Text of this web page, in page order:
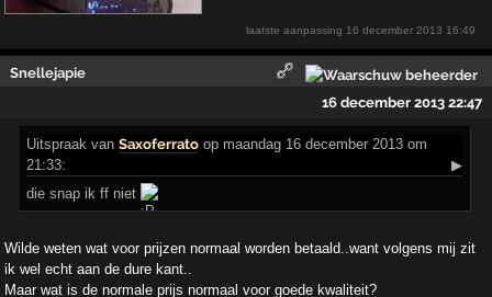
laatste aanpassing 16 december 2013 16:49
Snellejapie
16 december 2013 22:47
Uitspraak vanSaxoferrato op maandag 16 december 2013 om
21:33:
▶
die snap ik ff niet
Wilde weten wat voor prijzen normaal worden betaald..want volgens mij zit
ik wel echt aan de dure kant..
Maar wat is de normale prijs normaal voor goede kwaliteit?